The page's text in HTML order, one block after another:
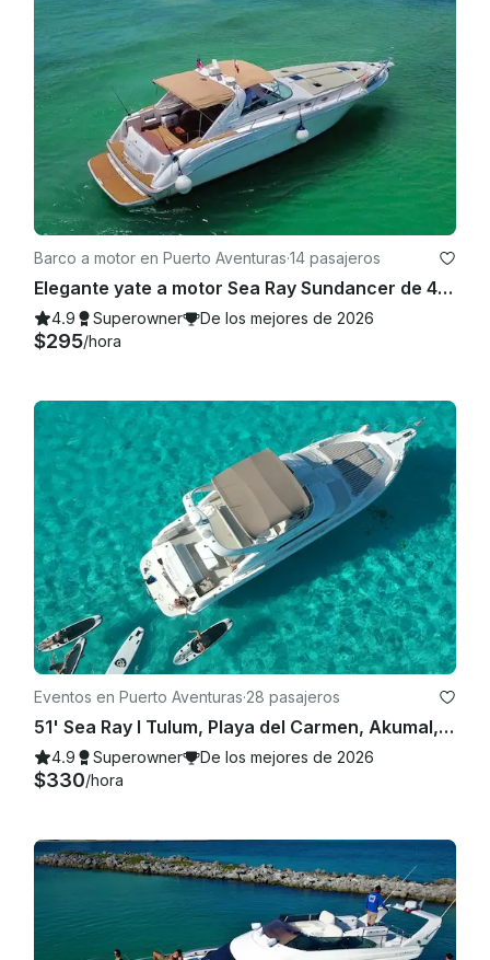
Barco a motor en Puerto Aventuras·14 pasajeros
Elegante yate a motor Sea Ray Sundancer de 48 pies (todo incluido) en Tulum
4.9 Superowner De los mejores de 2026
$295/hora
Eventos en Puerto Aventuras·28 pasajeros
51' Sea Ray I Tulum, Playa del Carmen, Akumal, Riviera Maya
4.9 Superowner De los mejores de 2026
$330/hora